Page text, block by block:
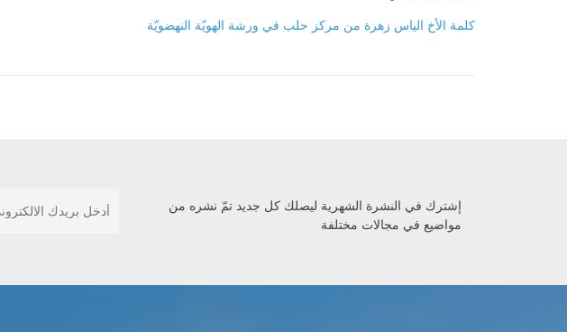
كلمة الأخ الياس زهرة من مركز حلب في ورشة الهويّة النهضويّة
إشترك في النشرة الشهرية ليصلك كل جديد تمّ نشره من
مواضيع في مجالات مختلفة